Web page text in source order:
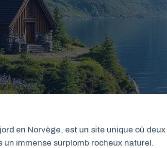
en Norvège, est un site unique où deux
immense surplomb rocheux naturel.